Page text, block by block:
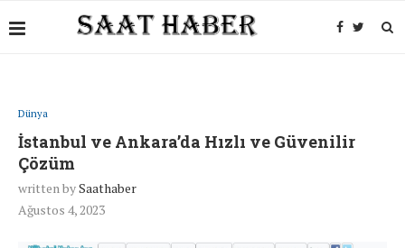
Dünya
İstanbul ve Ankara’da Hızlı ve Güvenilir
Çözüm
written bySaathaber
Ağustos 4, 2023